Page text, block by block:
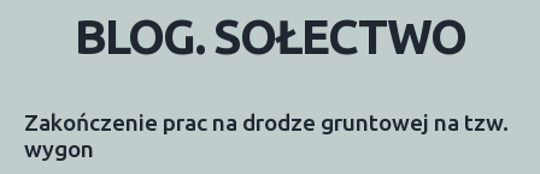
Rada sołecka
Historia
Informacje
Aktualności
Informacje SMS
BLOG. SOŁECTWO
Zakończenie prac na drodze gruntowej na tzw.
wygon